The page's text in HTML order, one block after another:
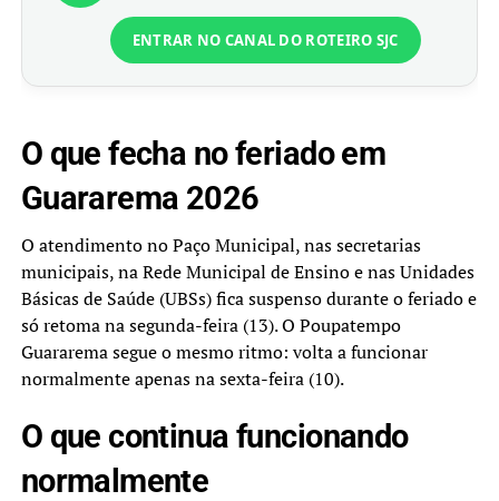
ENTRAR NO CANAL DO ROTEIRO SJC
O que fecha no feriado em
Guararema 2026
O atendimento no Paço Municipal, nas secretarias
municipais, na Rede Municipal de Ensino e nas Unidades
Básicas de Saúde (UBSs) fica suspenso durante o feriado e
só retoma na segunda-feira (13). O Poupatempo
Guararema segue o mesmo ritmo: volta a funcionar
normalmente apenas na sexta-feira (10).
O que continua funcionando
normalmente